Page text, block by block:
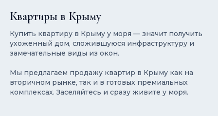
Квартиры в Крыму
Купить квартиру в Крыму у моря — значит получить
ухоженный дом, сложившуюся инфраструктуру и
замечательные виды из окон.
Мы предлагаем продажу квартир в Крыму как на
вторичном рынке, так и в готовых премиальных
комплексах. Заселяйтесь и сразу живите у моря.